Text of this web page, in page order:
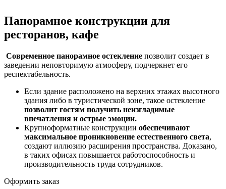
Панорамное конструкции для
ресторанов, кафе
Современное панорамное остекление позволит создает в
заведении неповторимую атмосферу, подчеркнет его
респектабельность.
Если здание расположено на верхних этажах высотного
здания либо в туристической зоне, такое остекление
позволит гостям получить неизгладимые
впечатления и острые эмоции.
Крупноформатные конструкции обеспечивают
максимальное проникновение естественного света,
создают иллюзию расширения пространства. Доказано,
в таких офисах повышается работоспособность и
производительность труда сотрудников.
Оформить заказ